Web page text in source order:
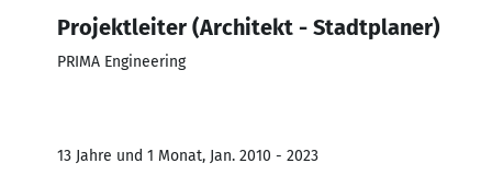
Projektleiter (Architekt - Stadtplaner)
PRIMA Engineering
13 Jahre und 1 Monat, Jan. 2010 - 2023